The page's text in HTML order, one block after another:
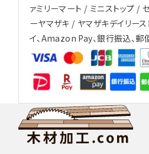
ァミリーマート / ミニストップ /
ーヤマザキ / ヤマザキデイリース
イ、Amazon Pay、銀行振込、郵